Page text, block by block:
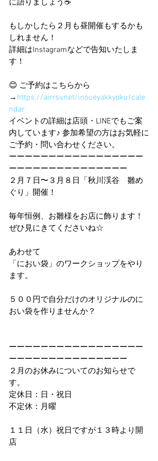
に語りましょう☕
もしかしたら２月も昼開催もするかも
しれません！
詳細はInstagramなどで告知いたしま
す！
😊 ご予約はこちらから
→ https://airrsv.net/inoueyakkyoku/cale
ndar
イベントの詳細は店頭・LINEでもご案
内しています♪ 参加希望の方はお気軽に
ご予約・問い合わせください。
ーーーーーーーーーーーーーーーーー
ーーーーーーーーーーーーーーー
２月７日〜３月８日「秋川渓谷　雛め
ぐり」開催！
毎年恒例、お雛様をお店に飾ります！
ぜひ見にきてくださいね☆
あわせて
「におい袋」のワークショップをやり
ます。
５００円で自分だけのオリジナルのに
おい袋を作りませんか？
ーーーーーーーーーーーーーーーーー
ーーーーーーーーーーーーーーー
２月のお休みについてのお知らせで
す。
定休日：日・祝日
不定休：月曜
１１日（水）祝日ですが１３時より開
店